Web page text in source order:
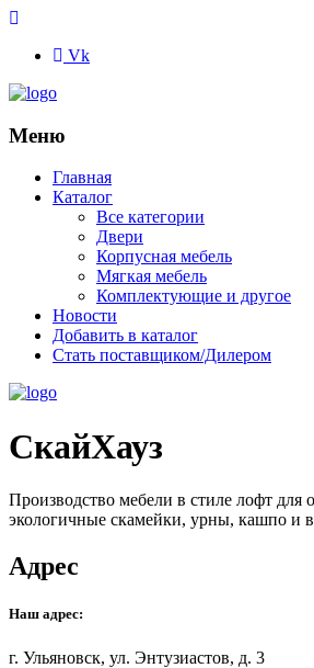
Vk
Меню
Главная
Каталог
Все категории
Двери
Корпусная мебель
Мягкая мебель
Комплектующие и другое
Новости
Добавить в каталог
Стать поставщиком/Дилером
СкайХауз
Производство мебели в стиле лофт для
экологичные скамейки, урны, кашпо и
Адрес
Наш адрес:
г. Ульяновск, ул. Энтузиастов, д. 3